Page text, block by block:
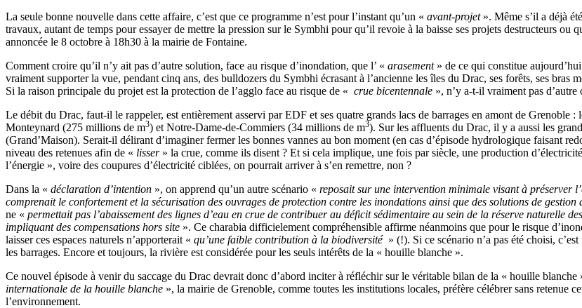
La seule bonne nouvelle dans cette affaire, c’est que ce programme n’est pour l’instant qu’un « avant-projet». Même s’il a déjà
travaux, autant de temps pour essayer de mettre la pression sur le Symbhi pour qu’il revoie à la baisse ses projets destructeurs
annoncée le 8 octobre à 18h30 à la mairie de Fontaine.
Comment croire qu’il n’y ait pas d’autre solution, face au risque d’inondation, que l’ « arasement» de ce qui constitue
vraiment supporter la vue, pendant cinq ans, des bulldozers du Symbhi écrasant à l’ancienne les îles du Drac, ses forêts, ses bras
Si la raison principale du projet est la protection de l’agglo face au risque de « crue bicentennale », n’y a-t-il vraiment pas
Le débit du Drac, faut-il le rappeler, est entièrement asservi par EDF et ses quatre grands lacs de barrages en amont de Grenoble
Monteynard (275 millions de m3) et Notre-Dame-de-Commiers (34 millions de m3). Sur les affluents du Drac, il y a aussi les
(Grand’Maison). Serait-il délirant d’imaginer fermer les bonnes vannes au bon moment (en cas d’épisode hydro­logique faisant
niveau des retenues afin de « lisser» la crue, comme ils disent ? Et si cela implique, une fois par siècle, une production
l’énergie », voire des coupures d’électricité ciblées, on pourrait arriver à s’en remettre, non ?
Dans la « déclaration d’intention », on apprend qu’un autre scénario « reposait sur une intervention minimale visant à préserver
comprenait le confortement et la sécurisation des ouvrages de protection contre les inondations ainsi que des solutions de gestion
ne « permettait pas l’abaissement des lignes d’eau en crue de contribuer au déficit sédimentaire au sein de la réserve naturelle
impliquant des compensations hors site ». Ce charabia difficielement compréhensible affirme néanmoins que pour le risque
laisser ces espaces naturels n’apporterait « qu’une faible contribution à la biodiversité » (!). Si ce scénario n’a pas été choisi,
les barrages. Encore et toujours, la rivière est considérée pour les seuls intérêts de la « houille blanche ».
Ce nouvel épisode à venir du saccage du Drac devrait donc d’abord inciter à réfléchir sur le véritable bilan de la « houille blanche
internationale de la houille blanche », la mairie de Grenoble, comme toutes les institutions locales, préfère célébrer sans retenue
l’environnement.